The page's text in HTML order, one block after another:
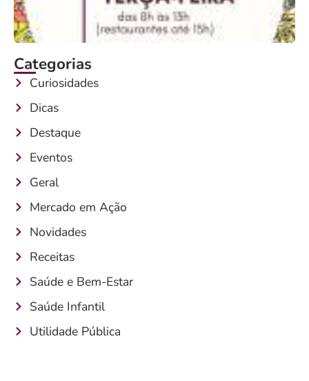
Categorias
Curiosidades
Dicas
Destaque
Eventos
Geral
Mercado em Ação
Novidades
Receitas
Saúde e Bem-Estar
Saúde Infantil
Utilidade Pública